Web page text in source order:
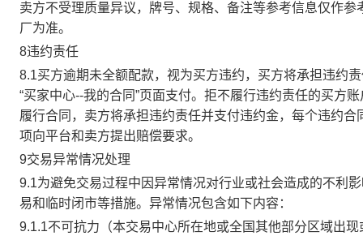
卖方不受理质量异议，牌号、规格、备注等参考信息仅作
厂为准。
8违约责任
8.1买方逾期未全额配款，视为买方违约，买方将承担违约
“买家中心--我的合同”页面支付。拒不履行违约责任的买方
履行合同，卖方将承担违约责任并支付违约金，每个违约
项向平台和卖方提出赔偿要求。
9交易异常情况处理
9.1为避免交易过程中因异常情况对行业或社会造成的不利
易和临时闭市等措施。异常情况包含如下内容：
9.1.1不可抗力（本交易中心所在地或全国其他部分区域出